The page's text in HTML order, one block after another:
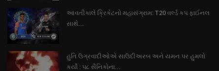
આવતીકાલે ક્રિકેટનો મહાસંગ્રામ: T20 વર્લ્ડ કપ ફાઈનલ
સાથે...
હુતિ ઉગ્રવાદીઓએ સાઉદીઅરબ અને યમન પર હુમલો
કર્યો : પ૮ સૈનિકોના...